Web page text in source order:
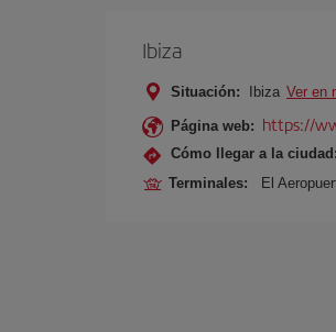
Ibiza
Situación: Ibiza Ver en
Página web: https://
Cómo llegar a la ciudad:
Terminales: El